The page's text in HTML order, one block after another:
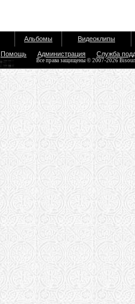
Альбомы Видеоклипы
Помощь Администрация Служба
Все права защищены © 2007-2026